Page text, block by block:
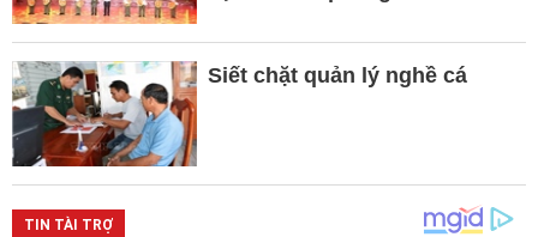
Siết chặt quản lý nghề cá